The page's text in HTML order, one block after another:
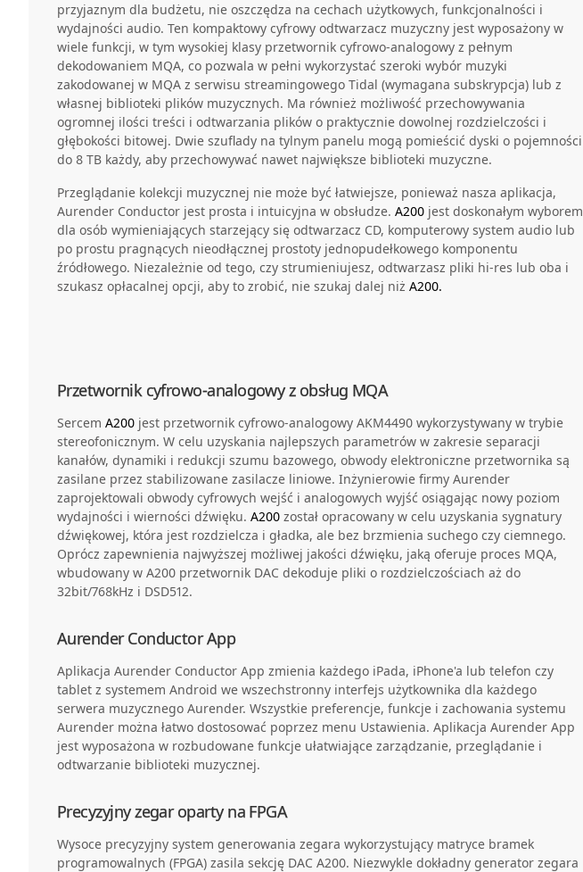
przyjaznym dla budżetu, nie oszczędza na cechach użytkowych, funkcjonalności i
wydajności audio. Ten kompaktowy cyfrowy odtwarzacz muzyczny jest wyposażony w
wiele funkcji, w tym wysokiej klasy przetwornik cyfrowo-analogowy z pełnym
dekodowaniem MQA, co pozwala w pełni wykorzystać szeroki wybór muzyki
zakodowanej w MQA z serwisu streamingowego Tidal (wymagana subskrypcja) lub z
własnej biblioteki plików muzycznych. Ma również możliwość przechowywania
ogromnej ilości treści i odtwarzania plików o praktycznie dowolnej rozdzielczości i
głębokości bitowej. Dwie szuflady na tylnym panelu mogą pomieścić dyski o pojemności
do 8 TB każdy, aby przechowywać nawet największe biblioteki muzyczne.
Przeglądanie kolekcji muzycznej nie może być łatwiejsze, ponieważ nasza aplikacja,
Aurender Conductor jest prosta i intuicyjna w obsłudze. A200 jest doskonałym wyborem
dla osób wymieniających starzejący się odtwarzacz CD, komputerowy system audio lub
po prostu pragnących nieodłącznej prostoty jednopudełkowego komponentu
źródłowego. Niezależnie od tego, czy strumieniujesz, odtwarzasz pliki hi-res lub oba i
szukasz opłacalnej opcji, aby to zrobić, nie szukaj dalej niż A200.
Przetwornik cyfrowo-analogowy z obsług MQA
Sercem A200 jest przetwornik cyfrowo-analogowy AKM4490 wykorzystywany w trybie
stereofonicznym. W celu uzyskania najlepszych parametrów w zakresie separacji
kanałów, dynamiki i redukcji szumu bazowego, obwody elektroniczne przetwornika są
zasilane przez stabilizowane zasilacze liniowe. Inżynierowie firmy Aurender
zaprojektowali obwody cyfrowych wejść i analogowych wyjść osiągając nowy poziom
wydajności i wierności dźwięku. A200 został opracowany w celu uzyskania sygnatury
dźwiękowej, która jest rozdzielcza i gładka, ale bez brzmienia suchego czy ciemnego.
Oprócz zapewnienia najwyższej możliwej jakości dźwięku, jaką oferuje proces MQA,
wbudowany w A200 przetwornik DAC dekoduje pliki o rozdzielczościach aż do
32bit/768kHz i DSD512.
Aurender Conductor App
Aplikacja Aurender Conductor App zmienia każdego iPada, iPhone'a lub telefon czy
tablet z systemem Android we wszechstronny interfejs użytkownika dla każdego
serwera muzycznego Aurender. Wszystkie preferencje, funkcje i zachowania systemu
Aurender można łatwo dostosować poprzez menu Ustawienia. Aplikacja Aurender App
jest wyposażona w rozbudowane funkcje ułatwiające zarządzanie, przeglądanie i
odtwarzanie biblioteki muzycznej.
Precyzyjny zegar oparty na FPGA
Wysoce precyzyjny system generowania zegara wykorzystujący matryce bramek
programowalnych (FPGA) zasila sekcję DAC A200. Niezwykle dokładny generator zegara